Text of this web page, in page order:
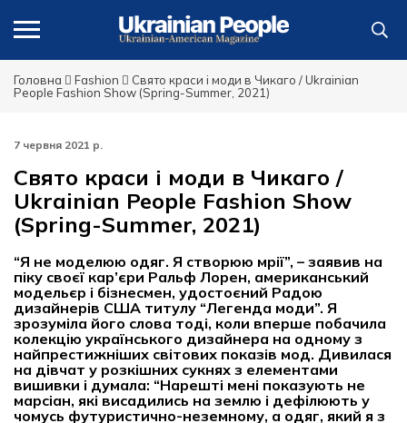
Головна Fashion
Свято краси і моди в Чикаго / Ukrainian
People Fashion Show (Spring-Summer, 2021)
7 червня 2021 р.
Свято краси і моди в Чикаго /
Ukrainian People Fashion Show
(Spring-Summer, 2021)
“Я не моделюю одяг. Я створюю мрії”, – заявив на
піку своєї кар’єри Ральф Лорен, американський
модельєр і бізнесмен, удостоєний Радою
дизайнерів США титулу “Легенда моди”. Я
зрозуміла його слова тоді, коли вперше побачила
колекцію українського дизайнера на одному з
найпрестижніших світових показів мод. Дивилася
на дівчат у розкішних сукнях з елементами
вишивки і думала: “Нарешті мені показують не
марсіан, які висадились на землю і дефілюють у
чомусь футуристично-неземному, а одяг, який я з